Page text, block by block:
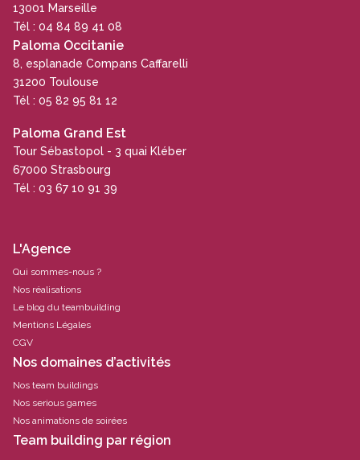
13001 Marseille
Tél : 04 84 89 41 08
Paloma Occitanie
8, esplanade Compans Caffarelli
31200 Toulouse
Tél : 05 82 95 81 12
Paloma Grand Est
Tour Sébastopol - 3 quai Kléber
67000 Strasbourg
Tél : 03 67 10 91 39
L'Agence
Qui sommes-nous ?
Nos réalisations
Le blog du teambuilding
Mentions Légales
CGV
Nos domaines d’activités
Nos team buildings
Nos serious games
Nos animations de soirées
Team building par région